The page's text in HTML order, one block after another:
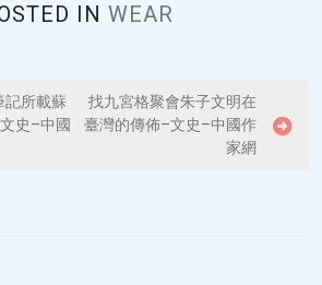
IN WEAR
記所載蘇
史–中國
找九宮格聚會朱子文明在
臺灣的傳佈–文史–中國作
家網